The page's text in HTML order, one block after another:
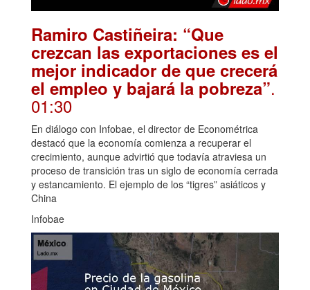
Ramiro Castiñeira: “Que
crezcan las exportaciones es el
mejor indicador de que crecerá
el empleo y bajará la pobreza”.
01:30
En diálogo con Infobae, el director de Econométrica
destacó que la economía comienza a recuperar el
crecimiento, aunque advirtió que todavía atraviesa un
proceso de transición tras un siglo de economía cerrada
y estancamiento. El ejemplo de los “tigres” asiáticos y
China
Infobae